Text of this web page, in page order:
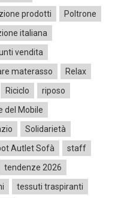
prodotti
Poltrone
italiana
vendita
materasso
Relax
Riciclo
riposo
del Mobile
Solidarietà
Autlet Sofà
staff
tendenze 2026
tessuti traspiranti